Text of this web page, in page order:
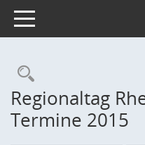
Toggle navigation
Regionaltag
Termine 2015